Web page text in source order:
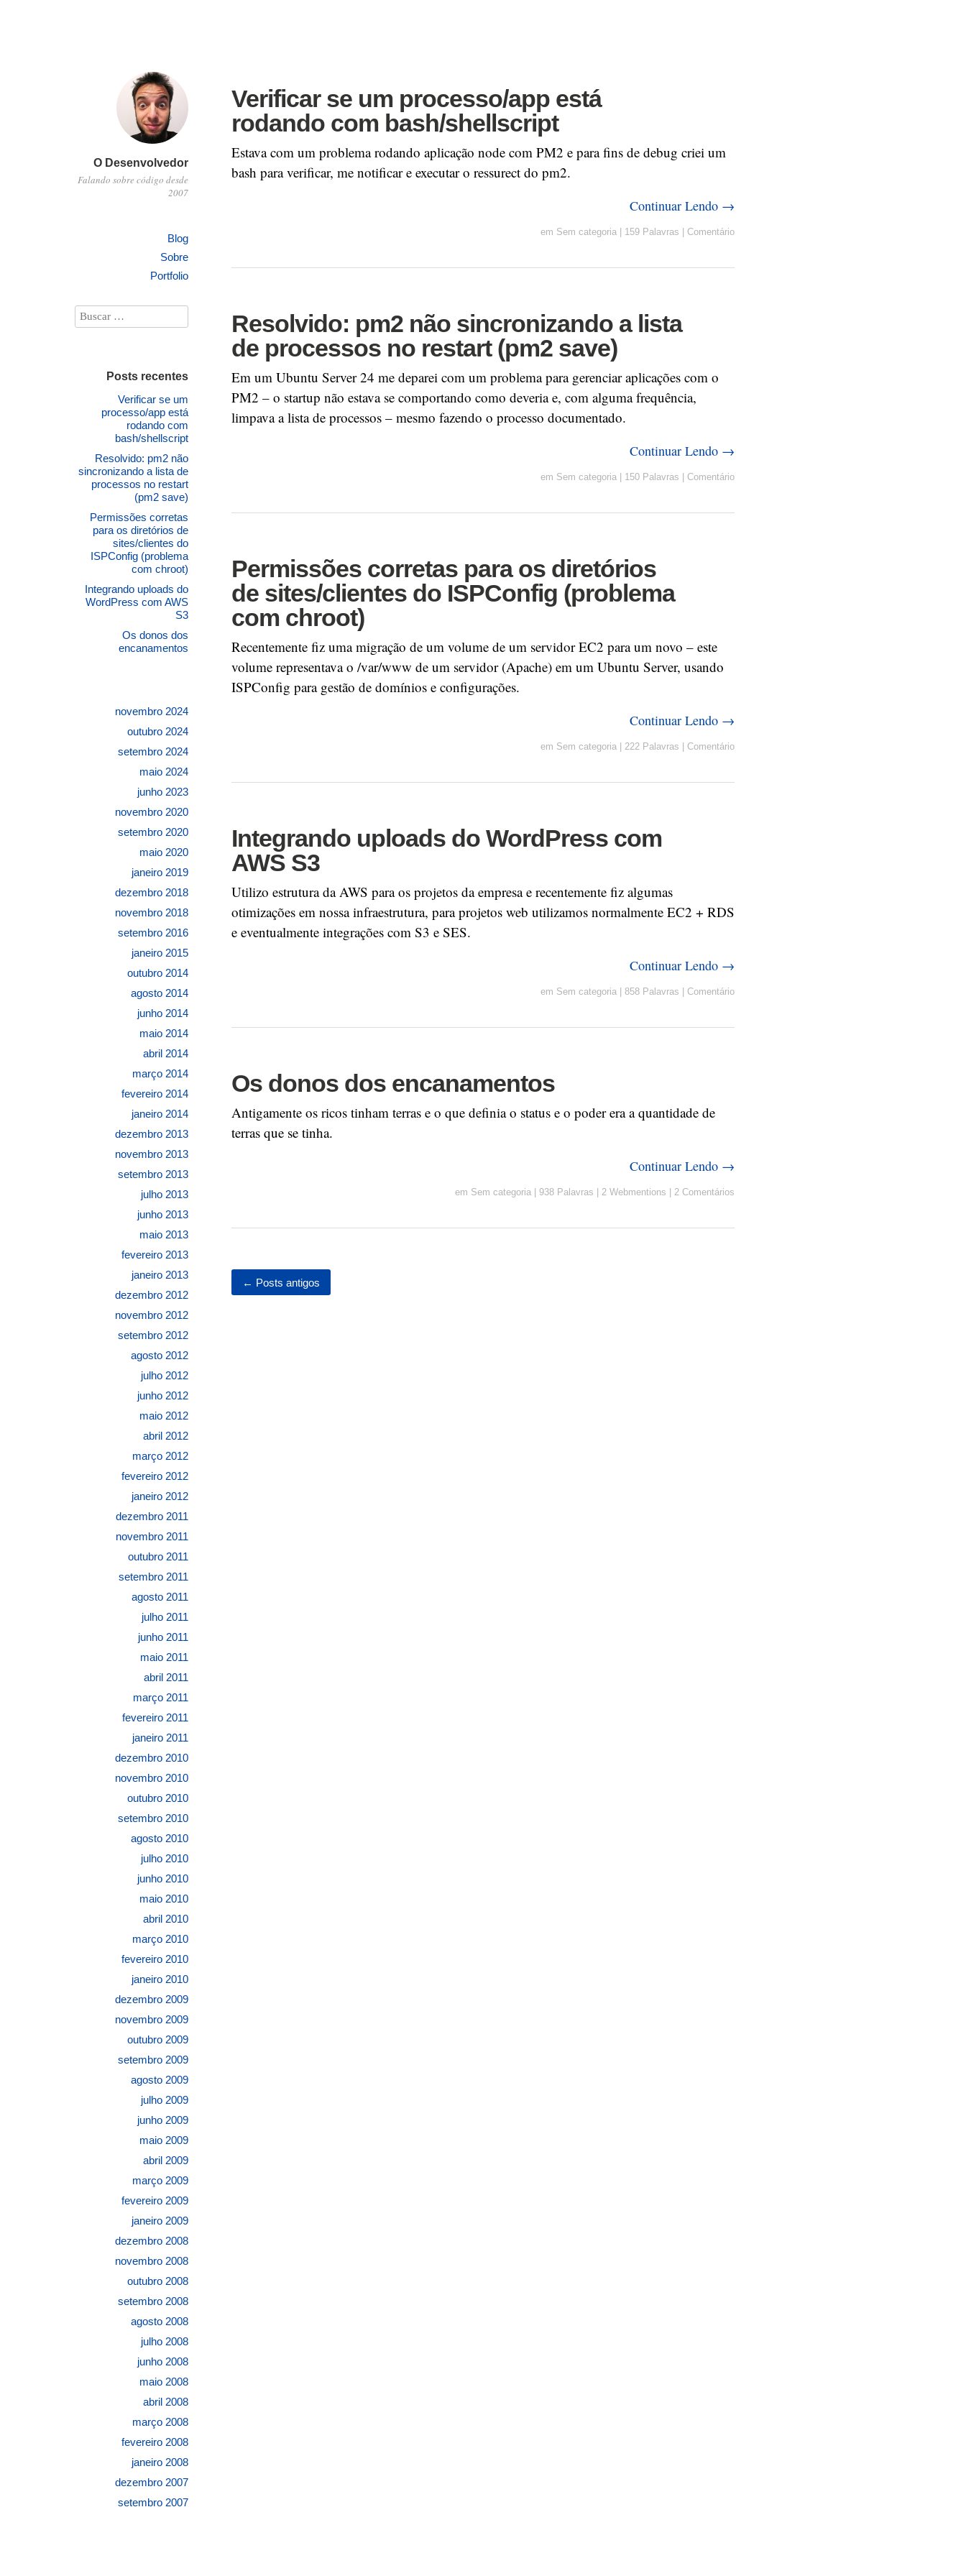
O Desenvolvedor
Falando sobre código desde
2007
Blog
Sobre
Portfolio
Verificar se um processo/app está
rodando com bash/shellscript
Estava com um problema rodando aplicação node com PM2 e para fins de debug criei um
bash para verificar, me notificar e executar o ressurect do pm2.
Continuar Lendo →
em Sem categoria 159 Palavras Comentário
Resolvido: pm2 não sincronizando a lista
de processos no restart (pm2 save)
Em um Ubuntu Server 24 me deparei com um problema para gerenciar aplicações com o
PM2 – o startup não estava se comportando como deveria e, com alguma frequência,
limpava a lista de processos – mesmo fazendo o processo documentado.
Continuar Lendo →
em Sem categoria 150 Palavras Comentário
Permissões corretas para os diretórios
de sites/clientes do ISPConfig (problema
com chroot)
Recentemente fiz uma migração de um volume de um servidor EC2 para um novo – este
volume representava o /var/www de um servidor (Apache) em um Ubuntu Server, usando
ISPConfig para gestão de domínios e configurações.
Continuar Lendo →
em Sem categoria 222 Palavras Comentário
Integrando uploads do WordPress com
AWS S3
Utilizo estrutura da AWS para os projetos da empresa e recentemente fiz algumas
otimizações em nossa infraestrutura, para projetos web utilizamos normalmente EC2 + RDS
e eventualmente integrações com S3 e SES.
Continuar Lendo →
em Sem categoria 858 Palavras Comentário
Os donos dos encanamentos
Antigamente os ricos tinham terras e o que definia o status e o poder era a quantidade de
terras que se tinha.
Continuar Lendo →
em Sem categoria 938 Palavras 2 Webmentions 2 Comentários
← Posts antigos
Posts recentes
Verificar se um
processo/app está
rodando com
bash/shellscript
Resolvido: pm2 não
sincronizando a lista de
processos no restart
(pm2 save)
Permissões corretas
para os diretórios de
sites/clientes do
ISPConfig (problema
com chroot)
Integrando uploads do
WordPress com AWS
S3
Os donos dos
encanamentos
novembro 2024
outubro 2024
setembro 2024
maio 2024
junho 2023
novembro 2020
setembro 2020
maio 2020
janeiro 2019
dezembro 2018
novembro 2018
setembro 2016
janeiro 2015
outubro 2014
agosto 2014
junho 2014
maio 2014
abril 2014
março 2014
fevereiro 2014
janeiro 2014
dezembro 2013
novembro 2013
setembro 2013
julho 2013
junho 2013
maio 2013
fevereiro 2013
janeiro 2013
dezembro 2012
novembro 2012
setembro 2012
agosto 2012
julho 2012
junho 2012
maio 2012
abril 2012
março 2012
fevereiro 2012
janeiro 2012
dezembro 2011
novembro 2011
outubro 2011
setembro 2011
agosto 2011
julho 2011
junho 2011
maio 2011
abril 2011
março 2011
fevereiro 2011
janeiro 2011
dezembro 2010
novembro 2010
outubro 2010
setembro 2010
agosto 2010
julho 2010
junho 2010
maio 2010
abril 2010
março 2010
fevereiro 2010
janeiro 2010
dezembro 2009
novembro 2009
outubro 2009
setembro 2009
agosto 2009
julho 2009
junho 2009
maio 2009
abril 2009
março 2009
fevereiro 2009
janeiro 2009
dezembro 2008
novembro 2008
outubro 2008
setembro 2008
agosto 2008
julho 2008
junho 2008
maio 2008
abril 2008
março 2008
fevereiro 2008
janeiro 2008
dezembro 2007
setembro 2007